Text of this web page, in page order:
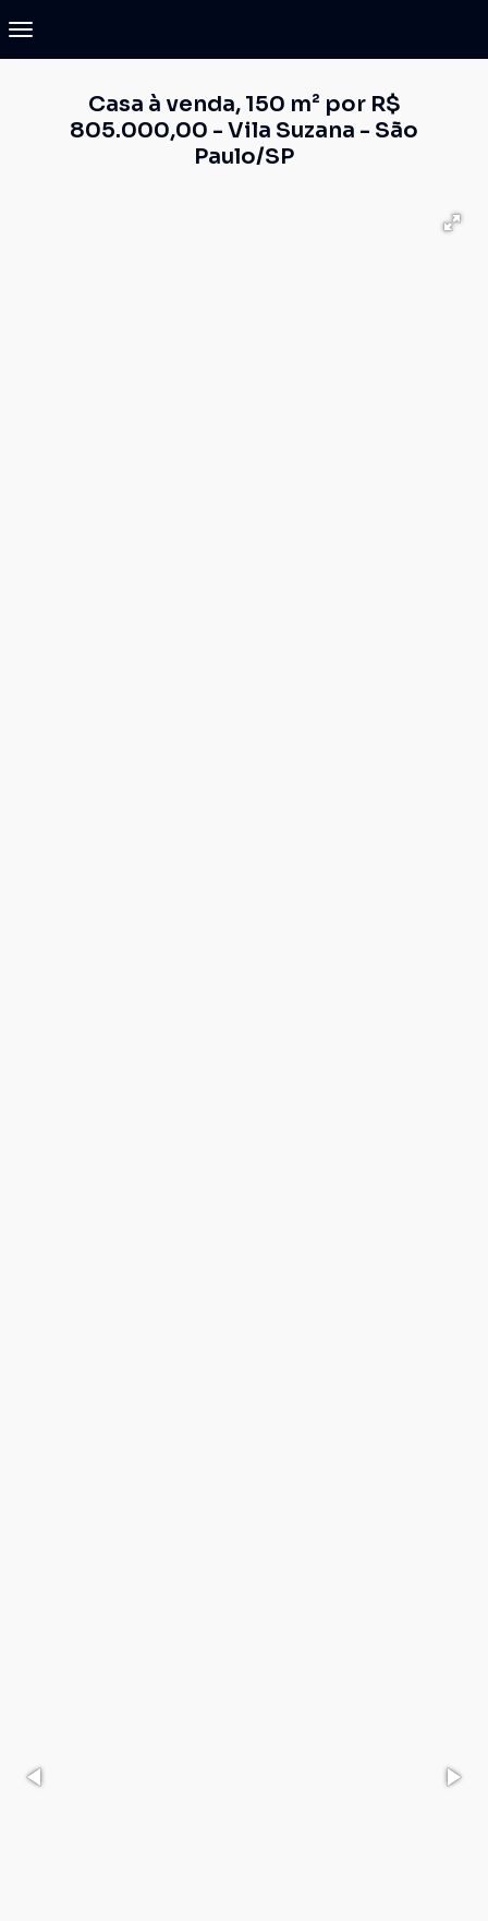
Casa à venda, 150 m² por R$
805.000,00 - Vila Suzana - São
Paulo/SP